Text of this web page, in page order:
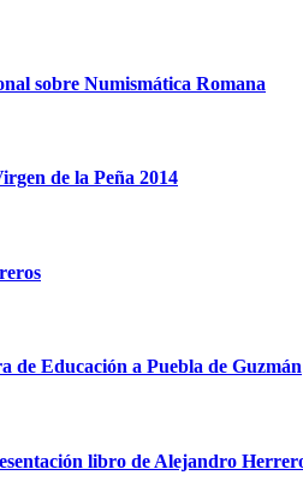
sobre Numismática Romana
de la Peña 2014
de Educación a Puebla de Guzmán
libro de Alejandro